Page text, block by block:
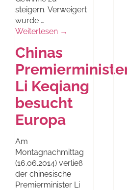
steigern. Verweigert
wurde …
Weiterlesen →
Chinas
Li Keqiang
besucht
Europa
Am
Montagnachmittag
(16.06.2014) verließ
der chinesische
Premierminister Li